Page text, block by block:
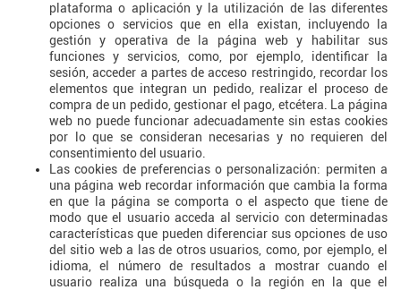
plataforma o aplicación y la utilización de las diferentes
opciones o servicios que en ella existan, incluyendo la
gestión y operativa de la página web y habilitar sus
funciones y servicios, como, por ejemplo, identificar la
sesión, acceder a partes de acceso restringido, recordar los
elementos que integran un pedido, realizar el proceso de
compra de un pedido, gestionar el pago, etcétera. La página
web no puede funcionar adecuadamente sin estas cookies
por lo que se consideran necesarias y no requieren del
consentimiento del usuario.
Las cookies de preferencias o personalización: permiten a
una página web recordar información que cambia la forma
en que la página se comporta o el aspecto que tiene de
modo que el usuario acceda al servicio con determinadas
características que pueden diferenciar sus opciones de uso
del sitio web a las de otros usuarios, como, por ejemplo, el
idioma, el número de resultados a mostrar cuando el
usuario realiza una búsqueda o la región en la que el